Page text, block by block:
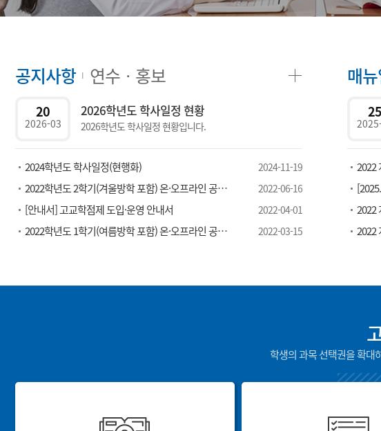
공지사항
20
2026-03
2026학년도 학사일정 현황
2026학년도 학사일정 현황입니다.
2024학년도 학사일정(현행화) 2024-11-19
2022학년도 2학기(겨울방학 포함) 온·오프라인 공동교육과정 개설 예정 과목 안내 2022-06-16
[안내서] 고교학점제 도입·운영 안내서 2022-04-01
2022학년도 1학기(여름방학 포함) 온·오프라인 공동교육과정 개설 예정 과목 안내 2022-03-15
연수ㆍ홍보 매
25
2022 개
2022
2022
학생의 과목 선택권을 확대